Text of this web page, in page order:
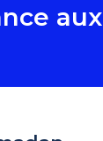
aux